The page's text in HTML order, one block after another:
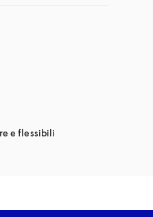
apre in una nuova finestra
e flessibili